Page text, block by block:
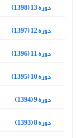
دوره 13 (1398)
دوره 12 (1397)
دوره 11 (1396)
دوره 10 (1395)
دوره 9 (1394)
دوره 8 (1393)